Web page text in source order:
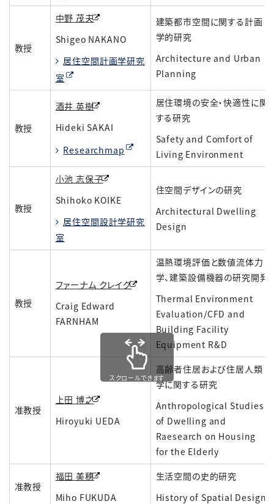
教授
中野 茂夫
Shigeo NAKANO
居住空間計画学研究
室
建築都市空間に関する計画
学的研究
Architecture and Urban
Planning
教授
酒井 英樹
Hideki SAKAI
Researchmap
居住環境の安全・快適性に関
する研究
Safety and Comfort of
Living Environment
教授
小池 志保子
Shihoko KOIKE
居住空間設計学研究
室
住空間デザインの研究
Architectural Dwelling
Design
教授
ファーナム クレイグ
Craig Edward
FARNHAM
温熱環境評価と数値流体力
学、建築設備機器の研究開発
Thermal Environment
Evaluation/CFD and
Building Facility
Equipment R&D
准教授
上田 博之
Hiroyuki UEDA
高齢者住居および住居人類
学に関する研究
Anthropological Studies
of Dwelling and
Raesearch on Housing
for the Elderly
准教授
福田 美穂
Miho FUKUDA
生活空間の史的研究
History of Spatial Design
スクロールできます